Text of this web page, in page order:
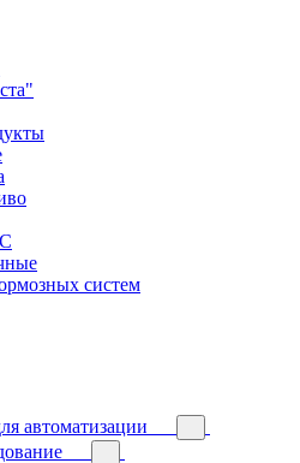
систем
автоматизации